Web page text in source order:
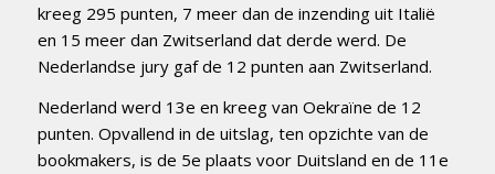
kreeg 295 punten, 7 meer dan de inzending uit Italië
en 15 meer dan Zwitserland dat derde werd. De
Nederlandse jury gaf de 12 punten aan Zwitserland.
Nederland werd 13e en kreeg van Oekraïne de 12
punten. Opvallend in de uitslag, ten opzichte van de
bookmakers, is de 5e plaats voor Duitsland en de 11e